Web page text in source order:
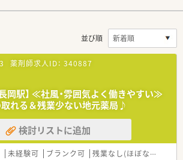
並び順
薬剤師求人ID： 340887
岡駅】 ≪社風・雰囲気よく働きやすい≫
れる＆残業少ない地元薬局♪
検討リストに追加
未経験可 ブランク可 残業なし(ほぼなし含む)